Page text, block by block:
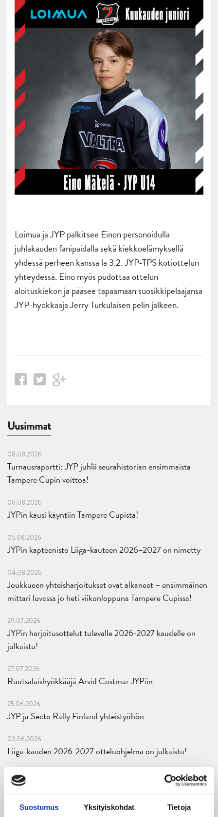
Suostumus Yksityiskohdat Tietoja
Loimua ja JYP palkitsee Einon personoidulla
juhlakauden fanipaidalla sekä kiekkoelämyksellä
yhdessä perheen kanssa la 3.2. JYP-TPS kotiottelun
yhteydessä. Eino myös pudottaa ottelun
aloituskiekon ja pääsee tapaamaan suosikkipelaajansa
JYP-hyökkääjä Jerry Turkulaisen pelin jälkeen.
Uusimmat
08.08.2026
Turnausraportti: JYP juhlii seurahistorian ensimmäistä
Tampere Cupin voittoa!
06.08.2026
JYPin kausi käyntiin Tampere Cupista!
05.08.2026
JYPin kapteenisto Liiga-kauteen 2026–2027 on nimetty
04.08.2026
Joukkueen yhteisharjoitukset ovat alkaneet – ensimmäinen
mittari luvassa jo heti viikonloppuna Tampere Cupissa!
29.07.2026
JYPin harjoitusottelut tulevalle 2026-2027 kaudelle on
julkaistu!
27.07.2026
Ruotsalaishyökkääjä Arvid Costmar JYPiin
25.06.2026
JYP ja Secto Rally Finland yhteistyöhön
02.06.2026
Liiga-kauden 2026-2027 otteluohjelma on julkaistu!
27.05.2026
Reece Newkirk vahvistamaan JYP-hyökkäystä!
18.05.2026